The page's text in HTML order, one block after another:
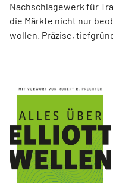
Nachschlagewerk für
die Märkte nicht nur
wollen. Präzise,